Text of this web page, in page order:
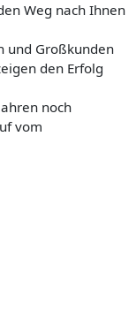
Weg nach Ihnen
und Großkunden
den Erfolg
noch
vom